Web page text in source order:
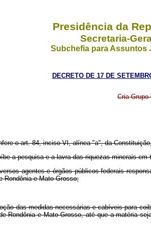
Presidência da
Secretaria-
Subchefia para Assuntos
DECRETO DE 17 DE
Cria
o art. 84, inciso VI, alínea "a", da
a pesquisa e a lavra das riquezas minerais
agentes e órgãos públicos federais
Rondônia e Mato Grosso;
das medidas necessárias e cabíveis para
Rondônia e Mato Grosso, até que a matéria